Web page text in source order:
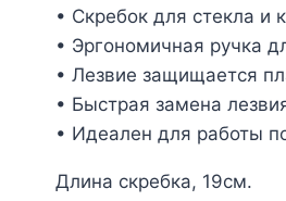
• Скребок для стекла и
• Эргономичная ручка
• Лезвие защищается
• Быстрая замена
• Идеален для работы
Длина скребка, 19см.